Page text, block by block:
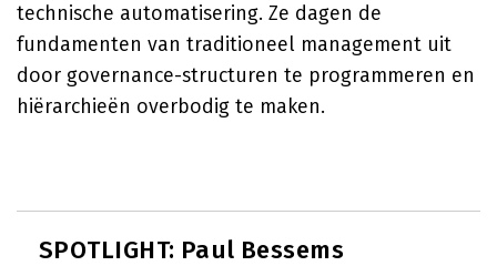
technische automatisering. Ze dagen de
fundamenten van traditioneel management uit
door governance-structuren te programmeren en
hiërarchieën overbodig te maken.
SPOTLIGHT: Paul Bessems